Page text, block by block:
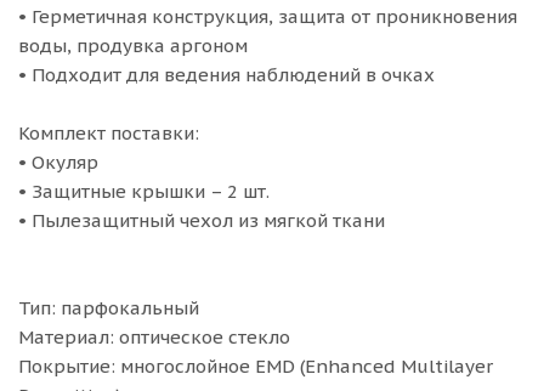
• Герметичная конструкция, защита от проникновения
воды, продувка аргоном
• Подходит для ведения наблюдений в очках
Комплект поставки:
• Окуляр
• Защитные крышки – 2 шт.
• Пылезащитный чехол из мягкой ткани
Тип: парфокальный
Материал: оптическое стекло
Покрытие: многослойное EMD (Enhanced Multilayer